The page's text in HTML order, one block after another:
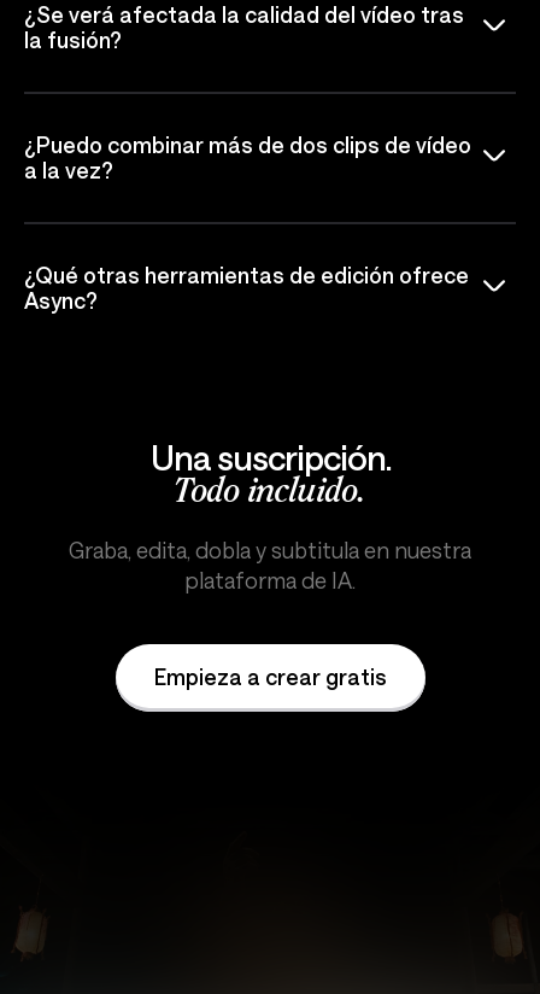
¿Se verá afectada la calidad del vídeo tras
la fusión?
¿Puedo combinar más de dos clips de vídeo
a la vez?
¿Qué otras herramientas de edición ofrece
Async?
Una suscripción.
Todo incluido.
Graba, edita, dobla y subtitula en nuestra
plataforma de IA.
Empieza a crear gratis